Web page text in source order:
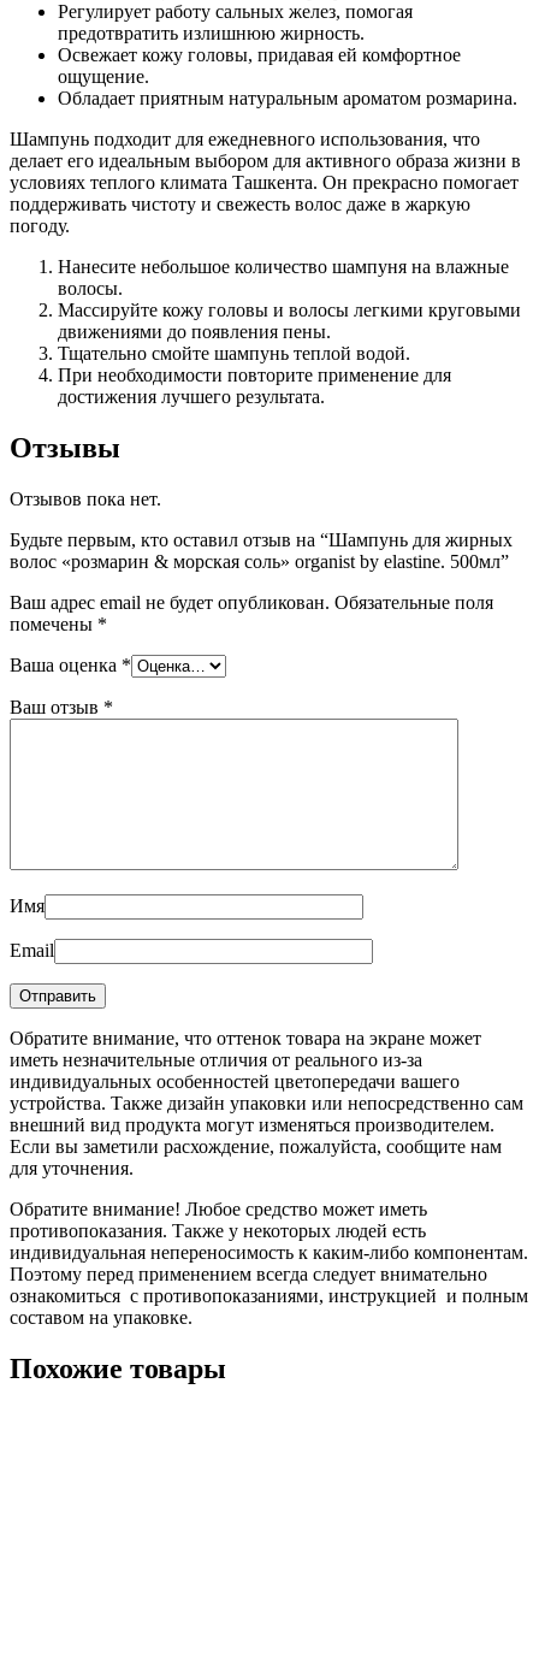
Регулирует работу сальных желез, помогая
предотвратить излишнюю жирность.
Освежает кожу головы, придавая ей комфортное
ощущение.
Обладает приятным натуральным ароматом розмарина.
Шампунь подходит для ежедневного использования, что
делает его идеальным выбором для активного образа жизни в
условиях теплого климата Ташкента. Он прекрасно помогает
поддерживать чистоту и свежесть волос даже в жаркую
погоду.
Нанесите небольшое количество шампуня на влажные
волосы.
Массируйте кожу головы и волосы легкими круговыми
движениями до появления пены.
Тщательно смойте шампунь теплой водой.
При необходимости повторите применение для
достижения лучшего результата.
Отзывы
Отзывов пока нет.
Будьте первым, кто оставил отзыв на “Шампунь для жирных
волос «розмарин & морская соль» organist by elastine. 500мл”
Ваш адрес email не будет опубликован. Обязательные поля
помечены *
Ваша оценка *
Ваш отзыв *
Имя
Email
Обратите внимание, что оттенок товара на экране может
иметь незначительные отличия от реального из-за
индивидуальных особенностей цветопередачи вашего
устройства. Также дизайн упаковки или непосредственно сам
внешний вид продукта могут изменяться производителем.
Если вы заметили расхождение, пожалуйста, сообщите нам
для уточнения.
Обратите внимание! Любое средство может иметь
противопоказания. Также у некоторых людей есть
индивидуальная непереносимость к каким-либо компонентам.
Поэтому перед применением всегда следует внимательно
ознакомиться с противопоказаниями, инструкцией и полным
составом на упаковке.
Похожие товары